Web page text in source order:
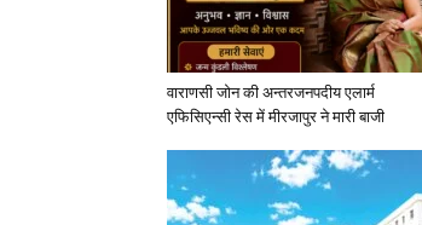
वाराणसी जोन की अन्तरजनपदीय एलार्म
एफिसिएन्सी रेस में मीरजापुर ने मारी बाजी